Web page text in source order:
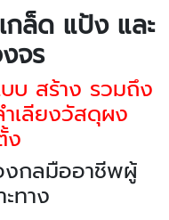
ล็ด แป้ง และ
จร
บ สร้าง รวมถึง
เลียงวัสดุผง
ง
งกลมืออาชีพผู้
ทาง